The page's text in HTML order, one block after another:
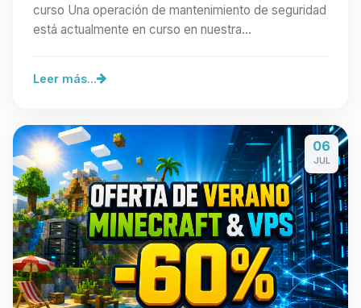
curso Una operación de mantenimiento de seguridad
está actualmente en curso en nuestra…
Leer más...
06
JUL